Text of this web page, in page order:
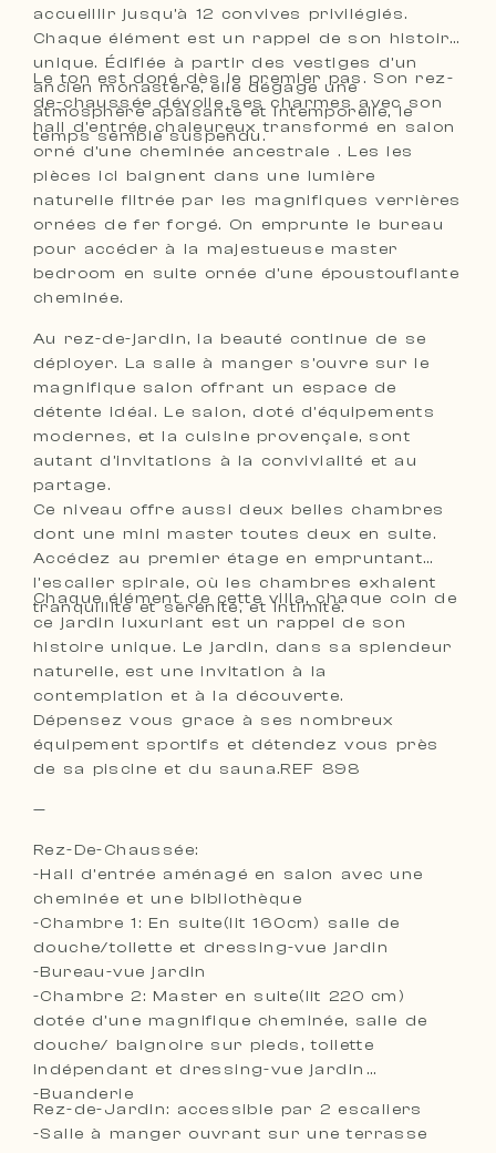
accueillir jusqu’à 12 convives privilégiés.
Chaque élément est un rappel de son histoire
unique. Édifiée à partir des vestiges d’un
ancien monastère, elle dégage une
atmosphère apaisante et intemporelle, le
temps semble suspendu.
Le ton est doné dès le premier pas. Son rez-
de-chaussée dévoile ses charmes avec son
hall d’entrée chaleureux transformé en salon
orné d’une cheminée ancestrale . Les les
pièces ici baignent dans une lumière
naturelle filtrée par les magnifiques verrières
ornées de fer forgé. On emprunte le bureau
pour accéder à la majestueuse master
bedroom en suite ornée d’une époustouflante
cheminée.
Au rez-de-jardin, la beauté continue de se
déployer. La salle à manger s’ouvre sur le
magnifique salon offrant un espace de
détente idéal. Le salon, doté d’équipements
modernes, et la cuisine provençale, sont
autant d’invitations à la convivialité et au
partage.
Ce niveau offre aussi deux belles chambres
dont une mini master toutes deux en suite.
Accédez au premier étage en empruntant
l’escalier spirale, où les chambres exhalent
tranquillité et sérénité, et intimité.
Chaque élément de cette villa, chaque coin de
ce jardin luxuriant est un rappel de son
histoire unique. Le jardin, dans sa splendeur
naturelle, est une invitation à la
contemplation et à la découverte.
Dépensez vous grace à ses nombreux
équipement sportifs et détendez vous près
de sa piscine et du sauna.REF 898
—
Rez-De-Chaussée:
-Hall d’entrée aménagé en salon avec une
cheminée et une bibliothèque
-Chambre 1: En suite(lit 160cm) salle de
douche/toilette et dressing-vue jardin
-Bureau-vue jardin
-Chambre 2: Master en suite(lit 220 cm)
dotée d’une magnifique cheminée, salle de
douche/ baignoire sur pieds, toilette
indépendant et dressing-vue jardin
-Buanderie
Rez-de-Jardin: accessible par 2 escaliers
-Salle à manger ouvrant sur une terrasse